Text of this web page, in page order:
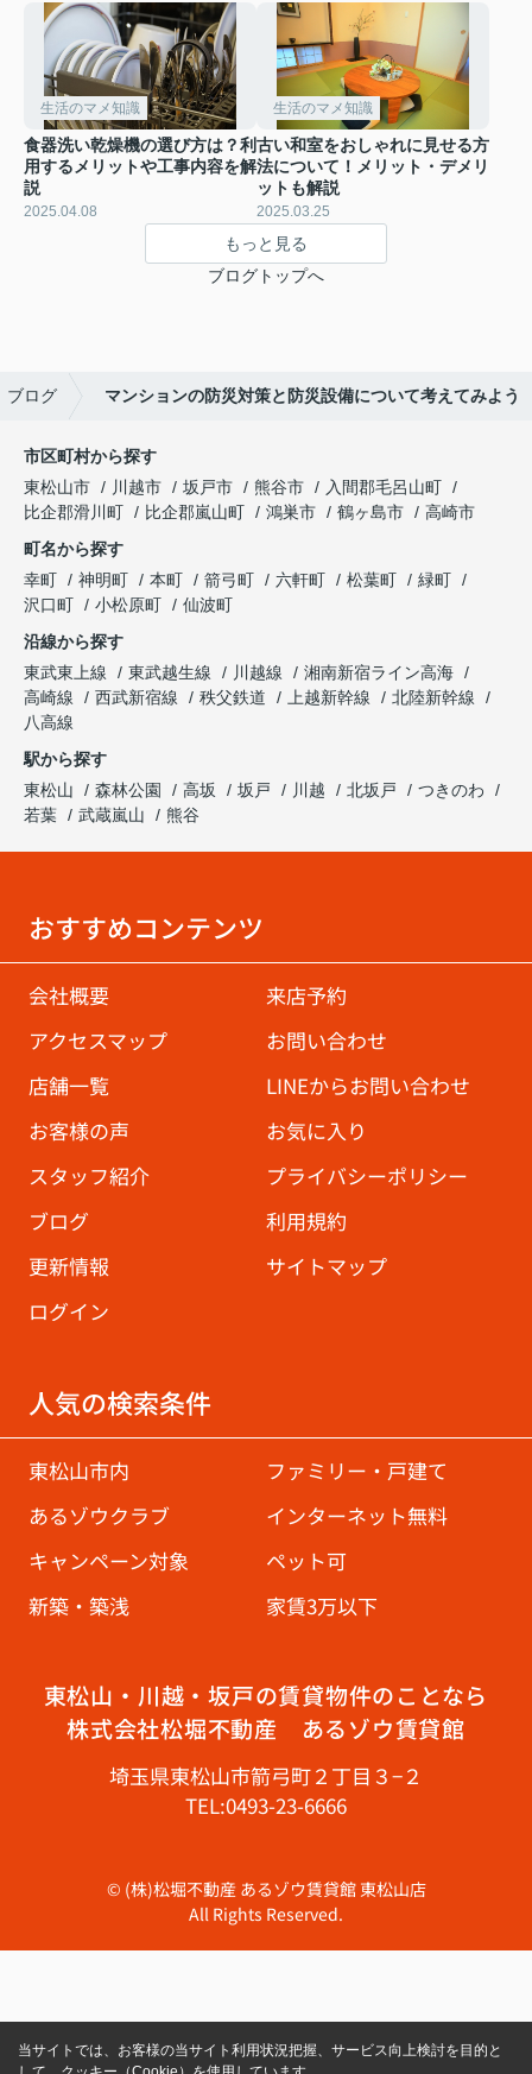
生活のマメ知識
食器洗い乾燥機の選び方は？利
用するメリットや工事内容を解
説
2025.04.08
生活のマメ知識
古い和室をおしゃれに見せる方
法について！メリット・デメリ
ットも解説
2025.03.25
もっと見る
ブログトップへ
ブログ マンションの防災対策と防災設備について考えてみよう
市区町村から探す
東松山市
川越市 坂戸市 熊谷市
入間郡毛呂山町
比企郡滑川町
比企郡嵐山町 鴻巣市 鶴ヶ島市
高崎市
町名から探す
幸町
神明町 本町 箭弓町 六軒町 松葉町
緑町
沢口町
小松原町
仙波町
沿線から探す
東武東上線
東武越生線 川越線
湘南新宿ライン高海
高崎線
西武新宿線 秩父鉄道 上越新幹線
北陸新幹線
八高線
駅から探す
東松山
森林公園 高坂 坂戸 川越 北坂戸
つきのわ
若葉
武蔵嵐山 熊谷
おすすめコンテンツ
会社概要
来店予約
アクセスマップ
お問い合わせ
店舗一覧
LINEからお問い合わせ
お客様の声
お気に入り
スタッフ紹介
プライバシーポリシー
ブログ
利用規約
更新情報
サイトマップ
ログイン
人気の検索条件
東松山市内
ファミリー・戸建て
あるゾウクラブ
インターネット無料
キャンペーン対象
ペット可
新築・築浅
家賃3万以下
東松山・川越・坂戸の賃貸物件のことなら
株式会社松堀不動産 あるゾウ賃貸館
埼玉県東松山市箭弓町２丁目３−２
TEL:0493-23-6666
© (株)松堀不動産 あるゾウ賃貸館 東松山店
All Rights Reserved.
当サイトでは、お客様の当サイト利用状況把握、サービス向上検討を目的と